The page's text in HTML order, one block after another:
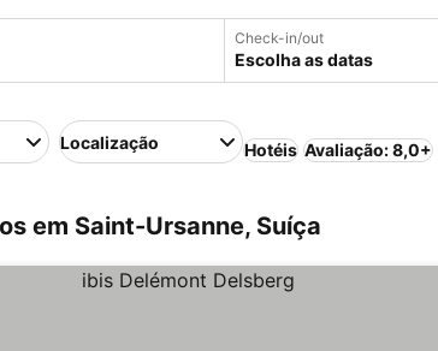
Check-in/out
Escolha as datas
Localização Hotéis Avaliação: 8,0+
em Saint-Ursanne, Suíça